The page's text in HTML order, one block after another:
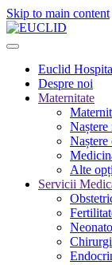
Skip to main content
Euclid
Despre noi
Maternitate
Naștere
Naștere
Alte
Servicii